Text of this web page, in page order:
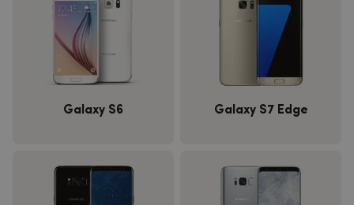
Galaxy S6 Galaxy S7 Edge